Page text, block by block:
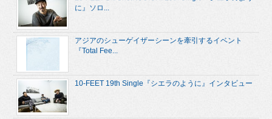
に』ソロ...
アジアのシューゲイザーシーンを牽引するイベント
『Total Fee...
10-FEET 19th Single『シエラのように』インタビュー